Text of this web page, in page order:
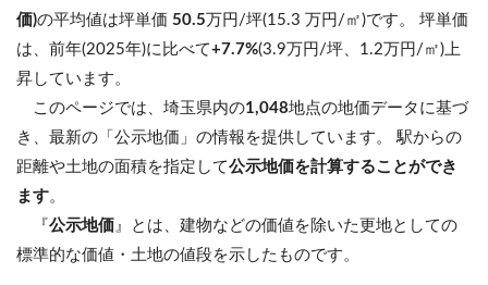
価)の平均値は坪単価 50.5万円/坪(15.3 万円/㎡)です。 坪単価
は、前年(2025年)に比べて+7.7%(3.9万円/坪、1.2万円/㎡)上
昇しています。
このページでは、埼玉県内の1,048地点の地価データに基づ
き、最新の「公示地価」の情報を提供しています。 駅からの
距離や土地の面積を指定して公示地価を計算することができ
ます。
『公示地価 』とは、建物などの価値を除いた更地としての
標準的な価値・土地の値段を示したものです。